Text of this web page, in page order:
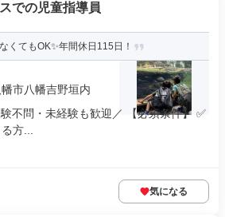
での児童指導員
くてもOK✨年間休日115日！
市八幡吉野垣内
不問・未経験も歓迎／ 【必須条件】 ✅
方...
気になる